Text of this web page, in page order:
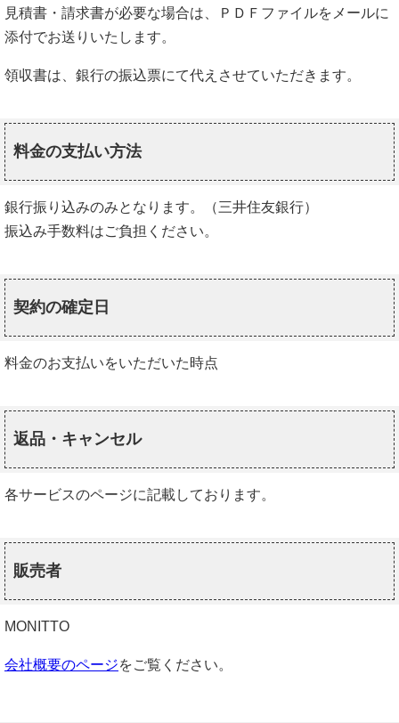
見積書・請求書が必要な場合は、ＰＤＦファイルをメールに
添付でお送りいたします。
領収書は、銀行の振込票にて代えさせていただきます。
料金の支払い方法
銀行振り込みのみとなります。（三井住友銀行）
振込み手数料はご負担ください。
契約の確定日
料金のお支払いをいただいた時点
返品・キャンセル
各サービスのページに記載しております。
販売者
MONITTO
会社概要のページをご覧ください。